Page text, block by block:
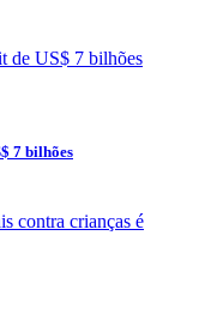
7 bilhões